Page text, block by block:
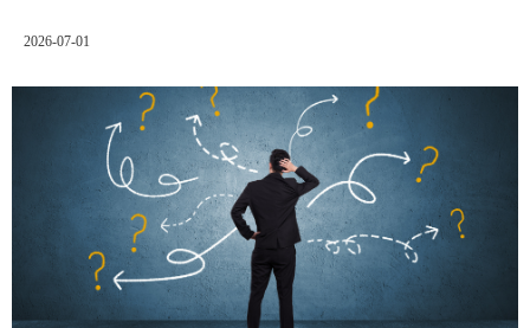
2026-07-01